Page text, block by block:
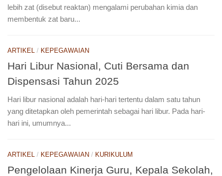
lebih zat (disebut reaktan) mengalami perubahan kimia dan
membentuk zat baru...
ARTIKEL / KEPEGAWAIAN
Hari Libur Nasional, Cuti Bersama dan
Dispensasi Tahun 2025
Hari libur nasional adalah hari-hari tertentu dalam satu tahun
yang ditetapkan oleh pemerintah sebagai hari libur. Pada hari-
hari ini, umumnya...
ARTIKEL / KEPEGAWAIAN / KURIKULUM
Pengelolaan Kinerja Guru, Kepala Sekolah,